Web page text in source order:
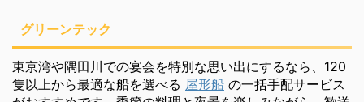
グリーンテック
東京湾や隅田川での宴会を特別な思い出にするなら、120
隻以上から最適な船を選べる 屋形船 の一括手配サービス